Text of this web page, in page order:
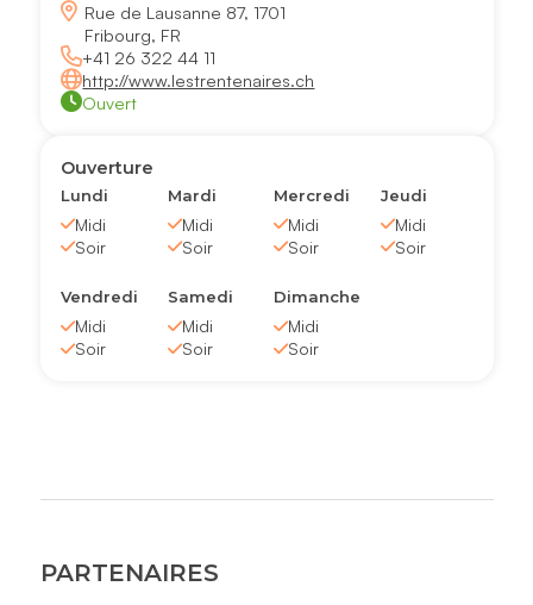
Rue de Lausanne 87, 1701
Fribourg, FR
+41 26 322 44 11
http://www.lestrentenaires.ch
Ouvert
Ouverture
Lundi
Midi
Soir
Mardi
Midi
Soir
Mercredi
Midi
Soir
Jeudi
Midi
Soir
Vendredi
Midi
Soir
Samedi
Midi
Soir
Dimanche
Midi
Soir
PARTENAIRES